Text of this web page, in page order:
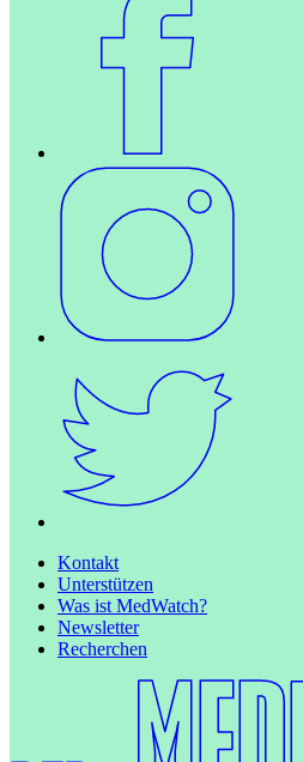
Kontakt
Unterstützen
Was ist MedWatch?
Newsletter
Recherchen